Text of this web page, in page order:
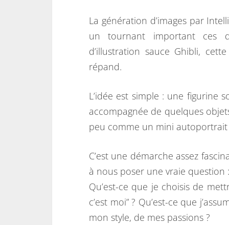
La génération d’images par
un tournant important ces
d’illustration sauce Ghibli,
répand.
L’idée est simple : une figurine
accompagnée de quelques
peu comme un mini
C’est une démarche assez
à nous poser une vraie question
Qu’est-ce que je choisis de
c’est moi” ? Qu’est-ce que
mon style, de mes passions ?